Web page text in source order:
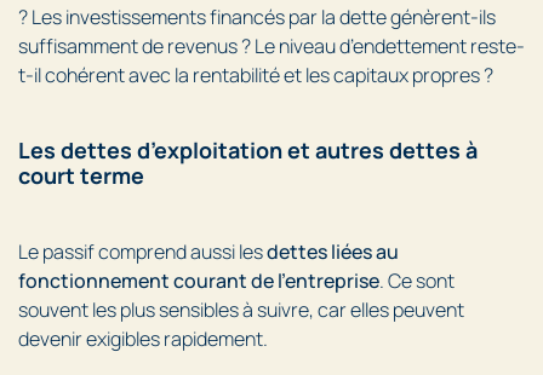
? Les investissements financés par la dette génèrent-ils
suffisamment de revenus ? Le niveau d’endettement reste-
t-il cohérent avec la rentabilité et les capitaux propres ?
Les dettes d’exploitation et autres dettes à
court terme
Le passif comprend aussi lesdettes liées au
fonctionnement courant de l’entreprise. Ce sont
souvent les plus sensibles à suivre, car elles peuvent
devenir exigibles rapidement.